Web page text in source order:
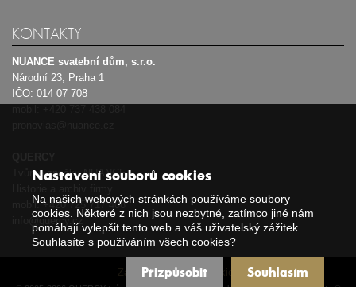
KONTAKTY
NUANCE svatební dům, s.r.o.
Národní 23, Praha 1
IČO: 014 07 708
Tvůrce značky NUANCE
mobil:+420 725 717 408
info@quercy.cz
Nastavení souborů cookies
Na našich webových stránkách používáme soubory
cookies. Některé z nich jsou nezbytné, zatímco jiné nám
pomáhají vylepšit tento web a váš uživatelský zážitek.
Souhlasíte s používáním všech cookies?
Souhlasím
Přizpůsobit
Zásady používání cookies